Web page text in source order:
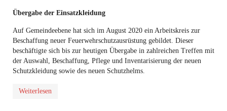
Übergabe der Einsatzkleidung
Auf Gemeindeebene hat sich im August 2020 ein Arbeitskreis zur
Beschaffung neuer Feuerwehrschutzausrüstung gebildet. Dieser
beschäftigte sich bis zur heutigen Übergabe in zahlreichen Treffen mit
der Auswahl, Beschaffung, Pflege und Inventarisierung der neuen
Schutzkleidung sowie des neuen Schutzhelms.
Weiterlesen